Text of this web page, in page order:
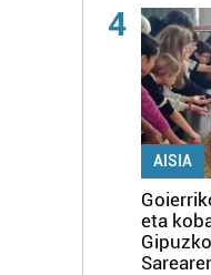
4
AISIA
eta